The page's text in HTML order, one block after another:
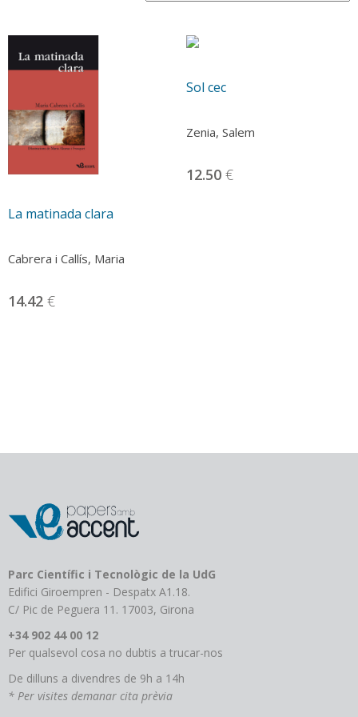
La matinada clara
Cabrera i Callís, Maria
14.42 €
Sol cec
Zenia, Salem
12.50 €
Parc Científic i Tecnològic de la UdG
Edifici Giroempren - Despatx A1.18.
C/ Pic de Peguera 11. 17003, Girona
+34 902 44 00 12
Per qualsevol cosa no dubtis a trucar-nos
De dilluns a divendres de 9h a 14h
* Per visites demanar cita prèvia